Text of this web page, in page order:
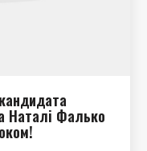
Наталі Фалько